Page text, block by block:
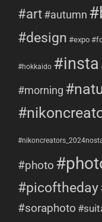
#art #autumn
#design #expo
#hokkaido #insta
#morning
#photo
#picoftheday
#soraphoto